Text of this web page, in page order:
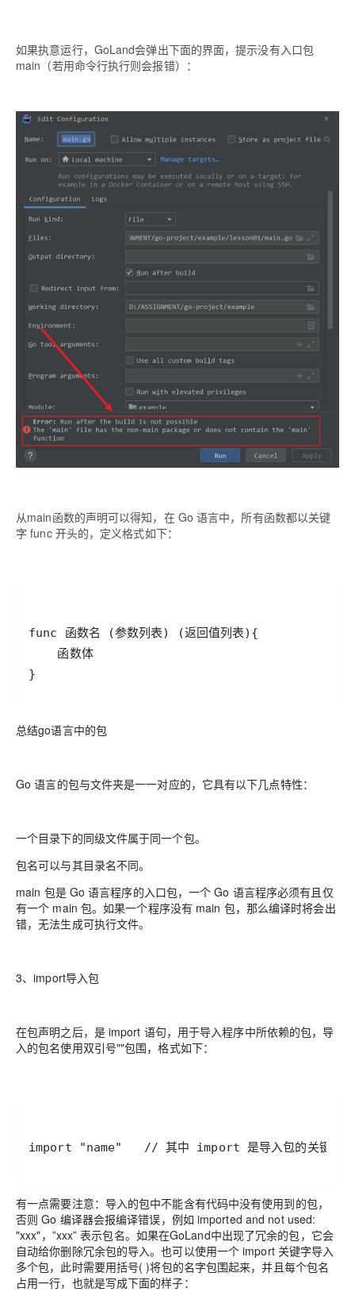
如果执意运行，GoLand会弹出下面的界面，提示没有入口包
main（若用命令行执行则会报错）：
从main函数的声明可以得知，在 Go 语言中，所有函数都以关键
字 func 开头的，定义格式如下：
    函数体
}
总结go语言中的包
Go 语言的包与文件夹是一一对应的，它具有以下几点特性：
一个目录下的同级文件属于同一个包。
包名可以与其目录名不同。
main 包是 Go 语言程序的入口包，一个 Go 语言程序必须有且仅
有一个 main 包。如果一个程序没有 main 包，那么编译时将会出
错，无法生成可执行文件。
3、import导入包
在包声明之后，是 import 语句，用于导入程序中所依赖的包，导
入的包名使用双引号""包围，格式如下：
import "name"   // 其中 import 是导入包的关键字，
有一点需要注意：导入的包中不能含有代码中没有使用到的包，
否则 Go 编译器会报编译错误，例如 imported and not used:
"xxx"，”xxx” 表示包名。如果在GoLand中出现了冗余的包，它会
自动给你删除冗余包的导入。也可以使用一个 import 关键字导入
多个包，此时需要用括号( )将包的名字包围起来，并且每个包名
占用一行，也就是写成下面的样子：